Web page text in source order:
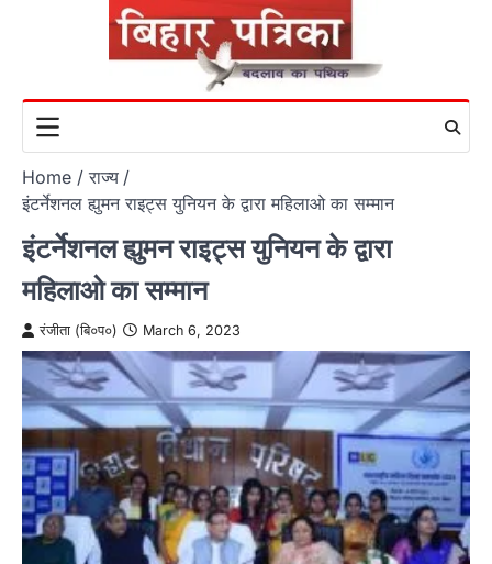
Home
राज्य
इंटर्नेशनल ह्युमन राइट्स युनियन के द्वारा महिलाओ का सम्मान
इंटर्नेशनल ह्युमन राइट्स युनियन के द्वारा
महिलाओ का सम्मान
रंजीता (बि०प०) March 6, 2023